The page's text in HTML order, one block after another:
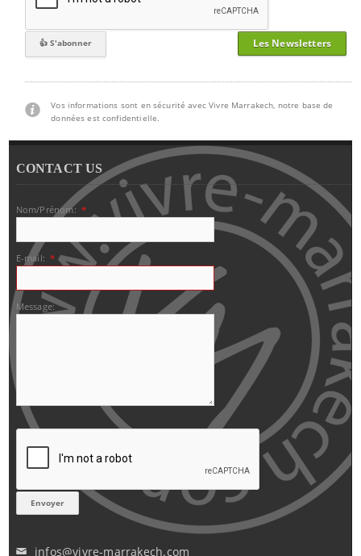
Les Newsletters
Vos informations sont en sécurité avec Vivre Marrakech, notre base de
données est confidentielle.
CONTACT US
Nom/Prénom: *
E-mail: *
Message:
✉ infos@vivre-marrakech.com